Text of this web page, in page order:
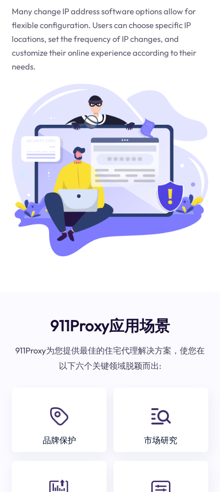
Many change IP address software options allow for
flexible configuration. Users can choose specific IP
locations, set the frequency of IP changes, and
customize their online experience according to their
needs.
911Proxy应用场景
911Proxy为您提供最佳的住宅代理解决方案，使您在
以下六个关键领域脱颖而出:
品牌保护 市场研究